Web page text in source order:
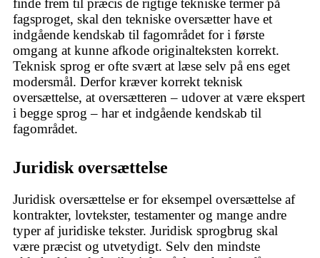
finde frem til præcis de rigtige tekniske termer på
fagsproget, skal den tekniske oversætter have et
indgående kendskab til fagområdet for i første
omgang at kunne afkode originalteksten korrekt.
Teknisk sprog er ofte svært at læse selv på ens eget
modersmål. Derfor kræver korrekt teknisk
oversættelse, at oversætteren – udover at være ekspert
i begge sprog – har et indgående kendskab til
fagområdet.
Juridisk oversættelse
Juridisk oversættelse er for eksempel oversættelse af
kontrakter, lovtekster, testamenter og mange andre
typer af juridiske tekster. Juridisk sprogbrug skal
være præcist og utvetydigt. Selv den mindste